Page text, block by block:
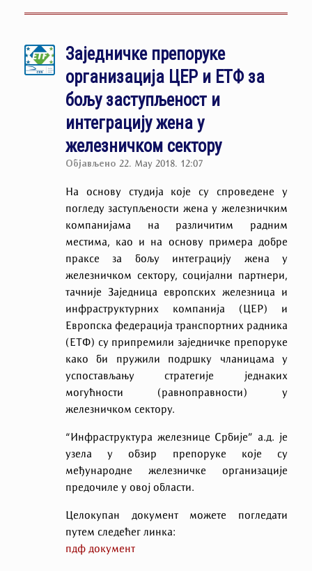
Заједничке препоруке
организација ЦЕР и ЕТФ за
бољу заступљеност и
интеграцију жена у
железничком сектору
Објављено 22. May 2018. 12:07
На основу студија које су спроведене у
погледу заступљености жена у железничким
компанијама на различитим радним
местима, као и на основу примера добре
праксе за бољу интеграцију жена у
железничком сектору, социјални партнери,
тачније Заједница европских железница и
инфраструктурних компанија (ЦЕР) и
Европска федерација транспортних радника
(ЕТФ) су припремили заједничке препоруке
како би пружили подршку чланицама у
успостављању стратегије једнаких
могућности (равноправности) у
железничком сектору.
“Инфраструктура железнице Србије” а.д. је
узела у обзир препоруке које су
међународне железничке организације
предочиле у овој области.
Целокупан документ можете погледати
путем следећег линка:
пдф документ